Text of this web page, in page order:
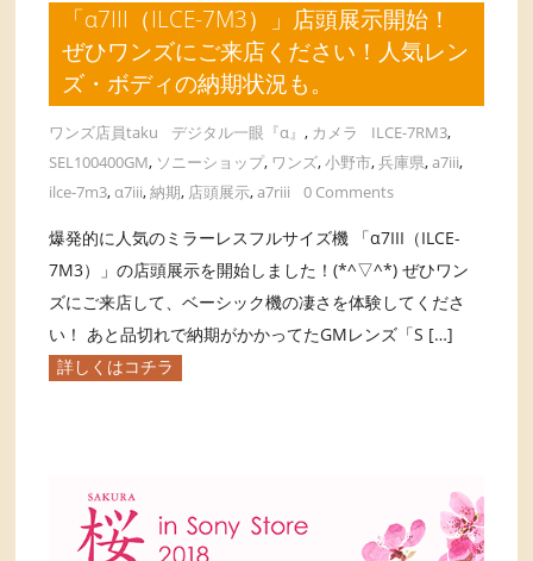
「α7III（ILCE-7M3）」店頭展示開始！
ぜひワンズにご来店ください！人気レン
ズ・ボディの納期状況も。
ワンズ店員taku デジタル一眼『α』, カメラ ILCE-7RM3,
SEL100400GM, ソニーショップ, ワンズ,小野市,兵庫県,a7iii,
ilce-7m3,α7iii,納期, 店頭展示,a7riii 0 Comments
爆発的に人気のミラーレスフルサイズ機 「α7III（ILCE-
7M3）」の店頭展示を開始しました！(*^▽^*) ぜひワン
ズにご来店して、ベーシック機の凄さを体験してくださ
い！ あと品切れで納期がかかってたGMレンズ「S […]
詳しくはコチラ